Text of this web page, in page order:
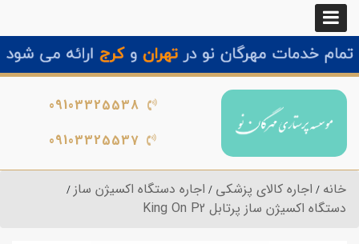
09103325538
09103325537
خانه اجاره کالای پزشکی اجاره دستگاه اکسیژن ساز
دستگاه اکسیژن ساز پرتابل King On P2‎‎